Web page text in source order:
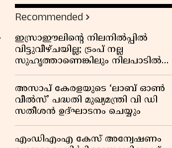
Recommended
ഇസ്രാഈലിന്റെ നിലനിൽപ്പിൽ
വിട്ടുവീഴ്ചയില്ല; ട്രംപ് നല്ല
സുഹൃത്താണെങ്കിലും നിലപാടിൽ
മാറ്റമില്ലെന്ന് നെതന്യാഹു;
പാതയിൽ ഇറാൻ-ഒമാൻ ധാരണ,
തടസ്സമായി യുഎസ് ഭീഷണി
അസാപ് കേരളയുടെ ‘ലാബ് ഓൺ
വീൽസ്’ പദ്ധതി മുഖ്യമന്ത്രി വി ഡി
സതീശൻ ഉദ്ഘാടനം ചെയ്യും
എംഡിഎംഎ കേസ് അന്വേഷണം